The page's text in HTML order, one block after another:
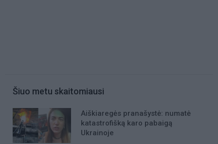
Šiuo metu skaitomiausi
Aiškiaregės pranašystė: numatė
katastrofišką karo pabaigą
Ukrainoje